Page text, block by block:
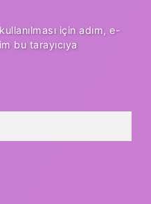
için adım, e-
bu tarayıcıya